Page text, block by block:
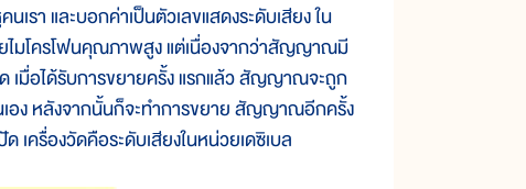
า และบอกค่าเป็นตัวเลขแสดงระดับเสียง ใน
มโครโฟนคุณภาพสูง แต่เนื่องจากว่าสัญญาณมี
เมื่อได้รับการขยายครั้ง แรกแล้ว สัญญาณจะถูก
อง หลังจากนั้นก็จะทำการขยาย สัญญาณอีกครั้ง
เครื่องวัดคือระดับเสียงในหน่วยเดซิเบล